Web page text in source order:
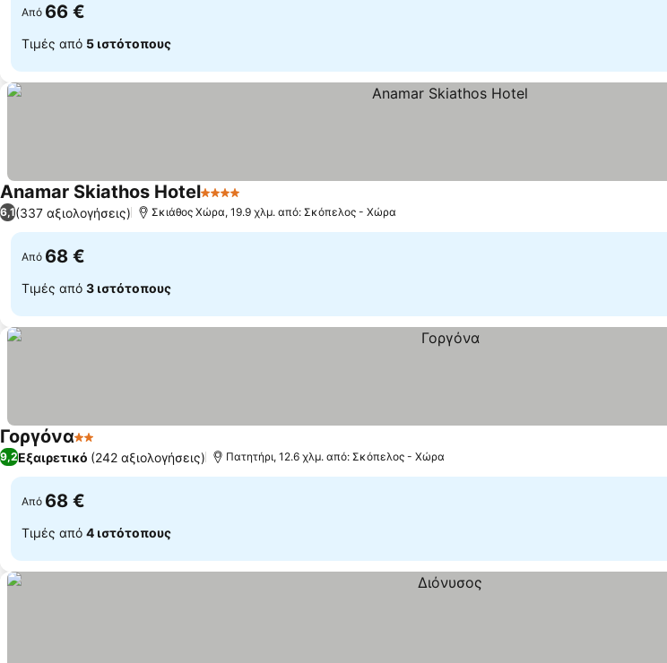
Από 66 €
Τιμές από 5 ιστότοπους
Anamar Skiathos Hotel4 Αστέρια
6,1(337 αξιολογήσεις) Σκιάθος Χώρα, 19.9 χλμ. από: Σκόπελος - Χώρα
Από 68 €
Τιμές από 3 ιστότοπους
Γοργόνα2 Αστέρια
9,2Εξαιρετικό (242 αξιολογήσεις) Πατητήρι, 12.6 χλμ. από: Σκόπελος - Χώρα
Από 68 €
Τιμές από 4 ιστότοπους